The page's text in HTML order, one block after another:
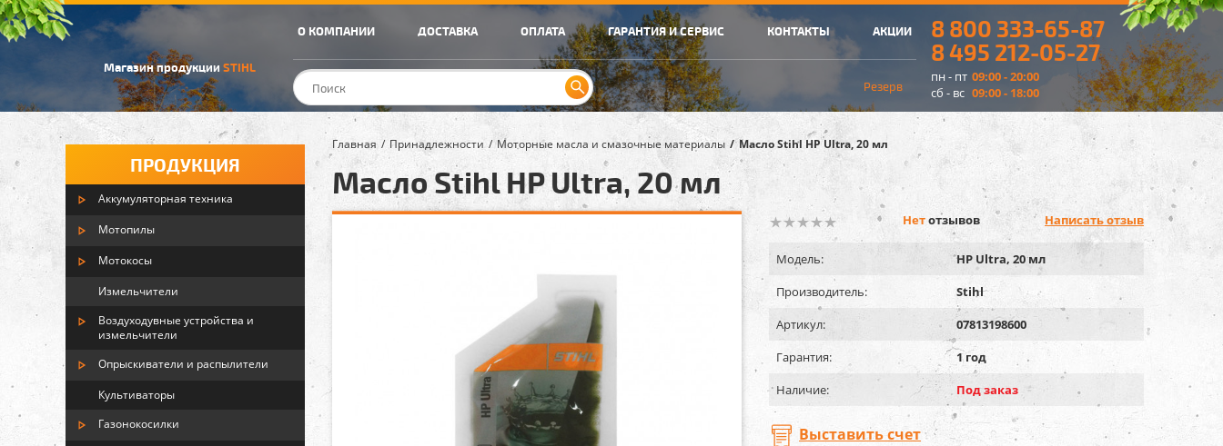
Магазин продукции STIHL
О КОМПАНИИ ДОСТАВКА ОПЛАТА ГАРАНТИЯ И СЕРВИС КОНТАКТЫ АКЦИИ
Резерв
8 800 333-65-87
8 495 212-05-27
пн - пт 09:00 - 20:00
сб - вс 09:00 - 18:00
ПРОДУКЦИЯ
Аккумуляторная техника
Мотопилы
Мотокосы
Измельчители
Воздуходувные устройства и
измельчители
Опрыскиватели и распылители
Культиваторы
Газонокосилки
Главная Принадлежности Моторные масла и смазочные материалы Масло Stihl HP Ultra, 20 мл
Масло Stihl HP Ultra, 20 мл
Нетотзывов Написать отзыв
Модель:
HP Ultra, 20 мл
Производитель:
Stihl
Артикул:
07813198600
Гарантия:
1 год
Наличие:
Под заказ
Выставить счет